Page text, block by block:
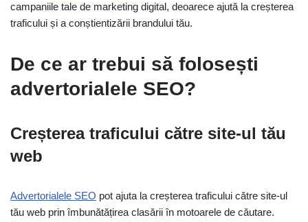
campaniile tale de marketing digital, deoarece ajută la creșterea
traficului și a conștientizării brandului tău.
De ce ar trebui să folosești
advertorialele SEO?
Creșterea traficului către site-ul tău
web
Advertorialele SEO pot ajuta la creșterea traficului către site-ul
tău web prin îmbunătățirea clasării în motoarele de căutare.